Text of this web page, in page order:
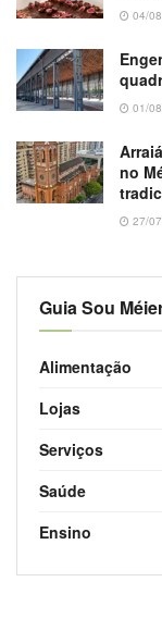
04/
01/
no
27/
Guia Sou
Alimentação
Lojas
Serviços
Saúde
Ensino